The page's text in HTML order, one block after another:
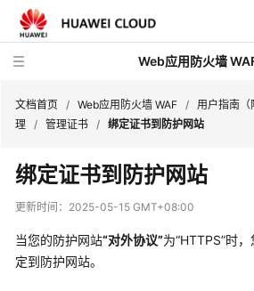
Web应用防火墙
新
动
服
文档首页 / Web应用防火墙 WAF / 用户指南（
理 / 管理证书 / 绑定证书到防护网站
绑定证书到防护网站
更新时间： 2025-05-15 GMT+08:00
当您的防护网站“对外协议”为“HTTPS”时，
定到防护网站。